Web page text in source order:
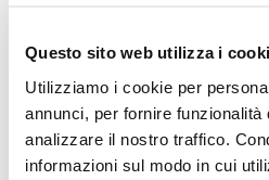
Questo sito web utilizza i
Utilizziamo i cookie per
annunci, per fornire
analizzare il nostro traffico.
informazioni sul modo in cui
TUCANO
Termoscud
TUCANO
Termoscud
AGGIUNGI AL
Venditore:
Tucano Urbano
Disponibilità:
In magazzino